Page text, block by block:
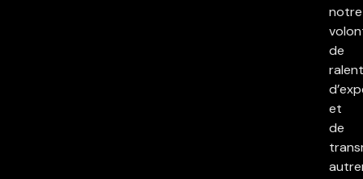
notre
de
et
de